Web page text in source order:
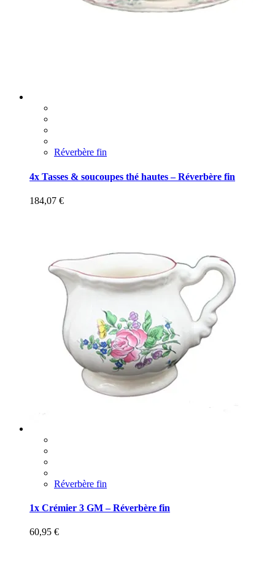
Réverbère fin
4x Tasses & soucoupes thé hautes – Réverbère fin
184,07 €
Réverbère fin
1x Crémier 3 GM – Réverbère fin
60,95 €